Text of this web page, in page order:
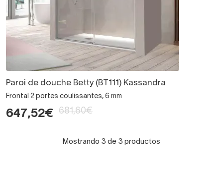
Paroi de douche Betty (BT111) Kassandra
Frontal 2 portes coulissantes, 6 mm
647,52€ 681,60€
Mostrando 3 de 3 productos